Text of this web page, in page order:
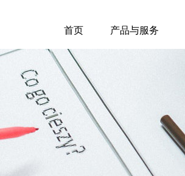
首页 产品与服务